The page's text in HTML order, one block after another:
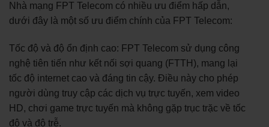
Nhà mạng FPT Telecom có nhiều ưu điểm hấp dẫn,
dưới đây là một số ưu điểm chính của FPT Telecom:
Tốc độ và độ ổn định cao: FPT Telecom sử dụng công
nghệ tiên tiến như kết nối sợi quang (FTTH), mang lại
tốc độ internet cao và đáng tin cậy. Điều này cho phép
người dùng truy cập các dịch vụ trực tuyến, xem video
HD, chơi game trực tuyến mà không gặp trục trặc về tốc
độ và độ trễ.